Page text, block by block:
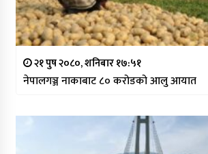
२१ पुष २०८०, शनिबार १७:५१
नेपालगञ्ज नाकाबाट ८० करोडको आलु आयात